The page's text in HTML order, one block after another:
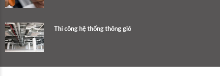
Thi công hệ thống thông gió